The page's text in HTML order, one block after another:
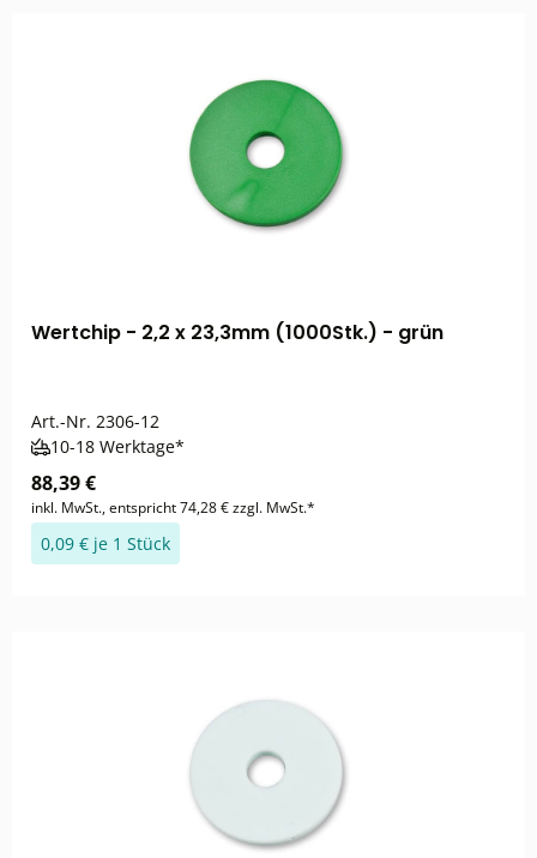
Wertchip - 2,2 x 23,3mm (1000Stk.) - grün
Art.-Nr. 2306-12
10-18 Werktage*
88,39 €
inkl. MwSt., entspricht 74,28 € zzgl. MwSt.*
0,09 € je 1 Stück